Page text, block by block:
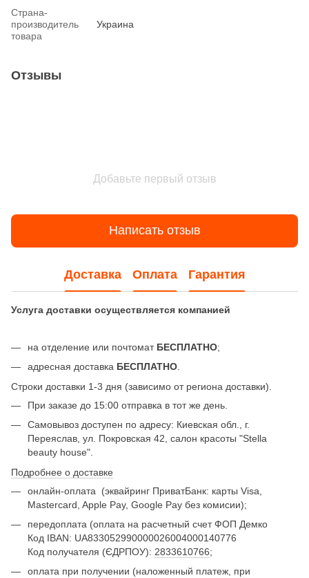
Страна-
производитель
товара
Украина
Отзывы
Добавьте первый отзыв
Написать отзыв
Доставка Оплата Гарантия
Услуга доставки осуществляется компанией
на отделение или почтомат БЕСПЛАТНО;
адресная доставка БЕСПЛАТНО.
Строки доставки 1-3 дня (зависимо от региона доставки).
При заказе до 15:00 отправка в тот же день.
Самовывоз доступен по адресу: Киевская обл., г.
Переяслав, ул. Покровская 42, салон красоты "Stella
beauty house".
Подробнее о доставке
онлайн-оплата
(эквайринг ПриватБанк: карты Visa,
Mastercard, Apple Pay, Google Pay без комисии);
передоплата (оплата на расчетный счет ФОП Демко
Код IBAN: UA833052990000026004000140776
Код получателя (ЄДРПОУ): 2833610766;
оплата при получении (наложенный платеж, при